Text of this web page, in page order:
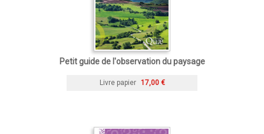
Petit guide de l'observation du paysage
Livre papier 17,00 €